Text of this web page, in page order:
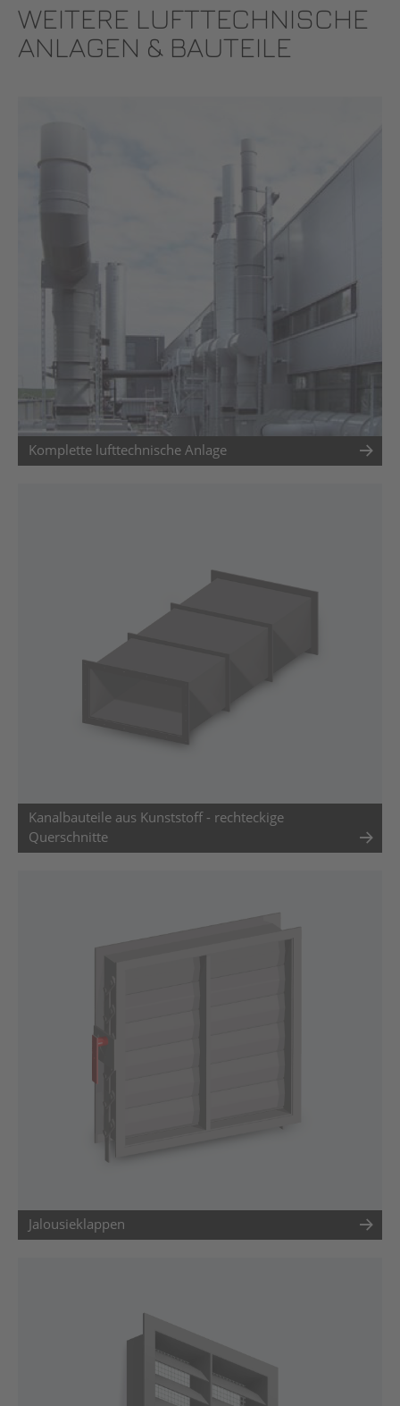
WEITERE LUFTTECHNISCHE
ANLAGEN & BAUTEILE
Komplette lufttechnische Anlage
Kanalbauteile aus Kunststoff - rechteckige
Querschnitte
Jalousieklappen